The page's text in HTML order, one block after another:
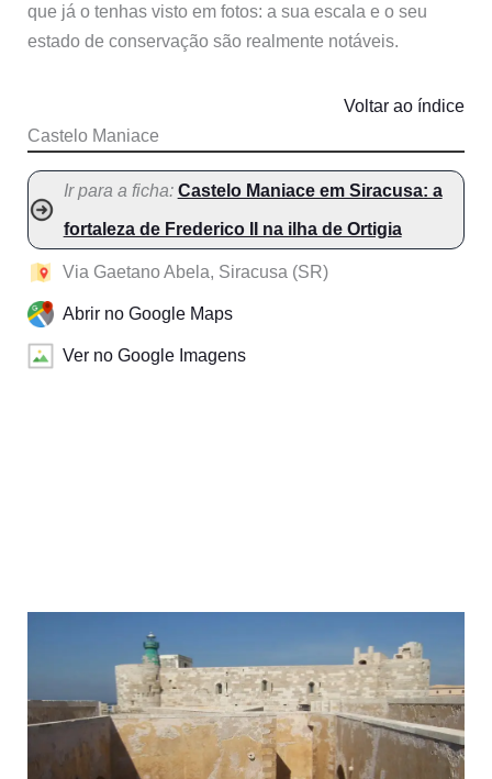
que já o tenhas visto em fotos: a sua escala e o seu
estado de conservação são realmente notáveis.
Castelo Maniace
Voltar ao índice
Ir para a ficha: Castelo Maniace em Siracusa: a
fortaleza de Frederico II na ilha de Ortigia
Via Gaetano Abela, Siracusa (SR)
Abrir no Google Maps
Ver no Google Imagens